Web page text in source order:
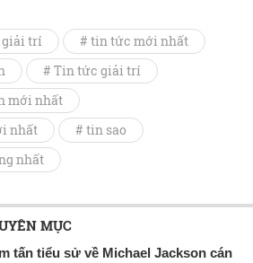
trí
# tin tức mới nhất
# Tin tức giải trí
mới nhất
nhất
# tin sao
nhất
MỤC
tấn tiểu sử về Michael Jackson cán